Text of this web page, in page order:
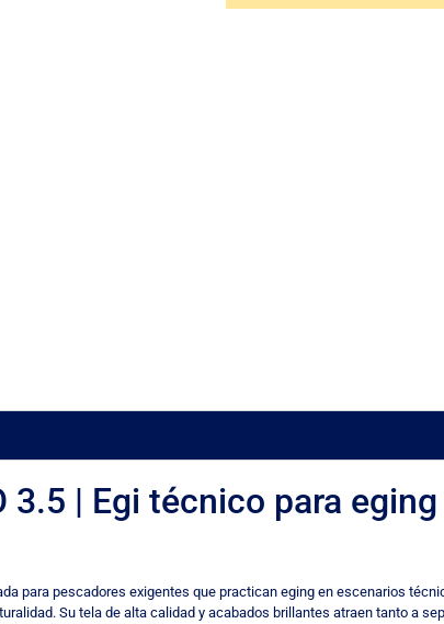
3.5 | Egi técnico para
para pescadores exigentes que practican eging en escenarios
Su tela de alta calidad y acabados brillantes atraen tanto a